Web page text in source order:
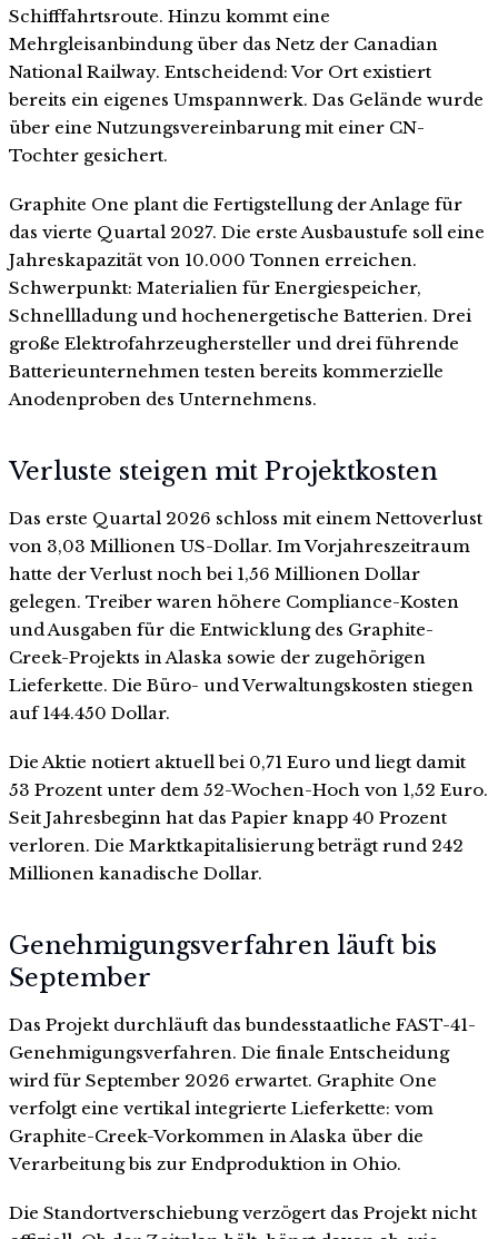
Schifffahrtsroute. Hinzu kommt eine
Mehrgleisanbindung über das Netz der Canadian
National Railway. Entscheidend: Vor Ort existiert
bereits ein eigenes Umspannwerk. Das Gelände wurde
über eine Nutzungsvereinbarung mit einer CN-
Tochter gesichert.
Graphite One plant die Fertigstellung der Anlage für
das vierte Quartal 2027. Die erste Ausbaustufe soll eine
Jahreskapazität von 10.000 Tonnen erreichen.
Schwerpunkt: Materialien für Energiespeicher,
Schnellladung und hochenergetische Batterien. Drei
große Elektrofahrzeughersteller und drei führende
Batterieunternehmen testen bereits kommerzielle
Anodenproben des Unternehmens.
Verluste steigen mit Projektkosten
Das erste Quartal 2026 schloss mit einem Nettoverlust
von 3,03 Millionen US-Dollar. Im Vorjahreszeitraum
hatte der Verlust noch bei 1,56 Millionen Dollar
gelegen. Treiber waren höhere Compliance-Kosten
und Ausgaben für die Entwicklung des Graphite-
Creek-Projekts in Alaska sowie der zugehörigen
Lieferkette. Die Büro- und Verwaltungskosten stiegen
auf 144.450 Dollar.
Die Aktie notiert aktuell bei 0,71 Euro und liegt damit
53 Prozent unter dem 52-Wochen-Hoch von 1,52 Euro.
Seit Jahresbeginn hat das Papier knapp 40 Prozent
verloren. Die Marktkapitalisierung beträgt rund 242
Millionen kanadische Dollar.
Genehmigungsverfahren läuft bis
September
Das Projekt durchläuft das bundesstaatliche FAST-41-
Genehmigungsverfahren. Die finale Entscheidung
wird für September 2026 erwartet. Graphite One
verfolgt eine vertikal integrierte Lieferkette: vom
Graphite-Creek-Vorkommen in Alaska über die
Verarbeitung bis zur Endproduktion in Ohio.
Die Standortverschiebung verzögert das Projekt nicht